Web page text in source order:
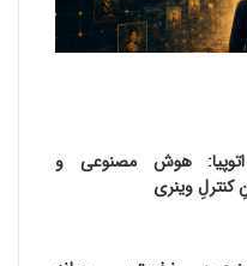
هوش مصنوعی و
کنترلِ وینری